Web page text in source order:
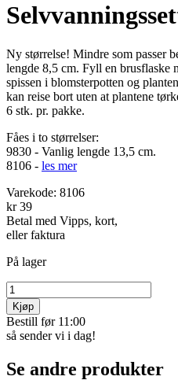
Ny størrelse! Mindre som passer
lengde 8,5 cm. Fyll en brusflaske
spissen i blomsterpotten og
kan reise bort uten at plantene
6 stk. pr. pakke.
Fåes i to størrelser:
9830 - Vanlig lengde 13,5 cm.
8106 - les mer
Varekode: 8106
kr 39
Betal med Vipps, kort,
eller faktura
På lager
Kjøp
Bestill før 11:00
så sender vi i dag!
Se andre produkter